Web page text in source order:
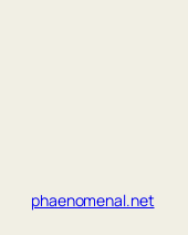
phaenomenal.net